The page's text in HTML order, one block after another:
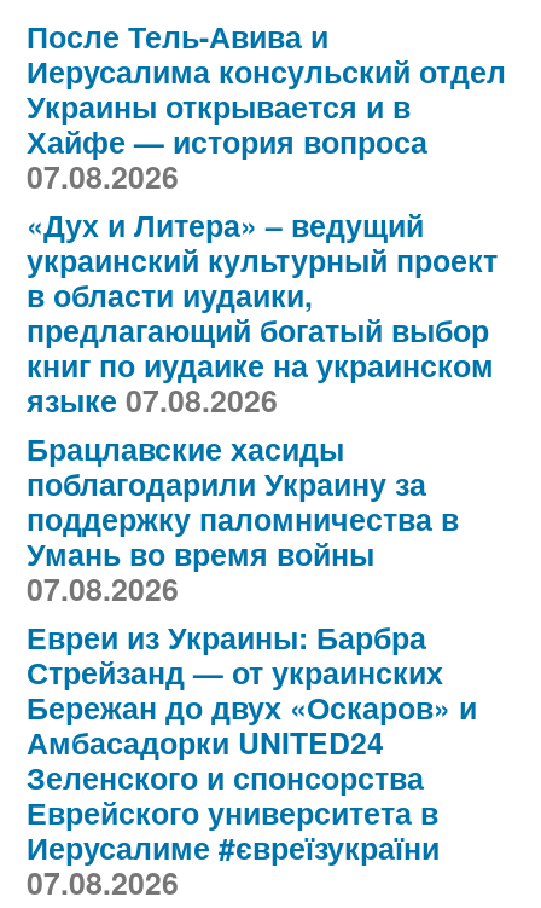
После Тель-Авива и
Иерусалима консульский отдел
Украины открывается и в
Хайфе — история вопроса
07.08.2026
«Дух и Литера» – ведущий
украинский культурный проект
в области иудаики,
предлагающий богатый выбор
книг по иудаике на украинском
языке 07.08.2026
Брацлавские хасиды
поблагодарили Украину за
поддержку паломничества в
Умань во время войны
07.08.2026
Евреи из Украины: Барбра
Стрейзанд — от украинских
Бережан до двух «Оскаров» и
Амбасадорки UNITED24
Зеленского и спонсорства
Еврейского университета в
Иерусалиме #євреїзукраїни
07.08.2026